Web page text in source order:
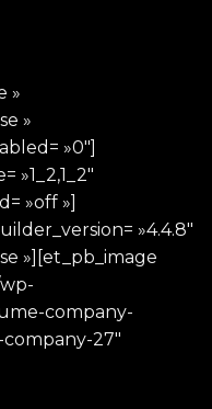
»
»
»0″]
»off »]
»4.4.8″
»][et_pb_image
company-
27″